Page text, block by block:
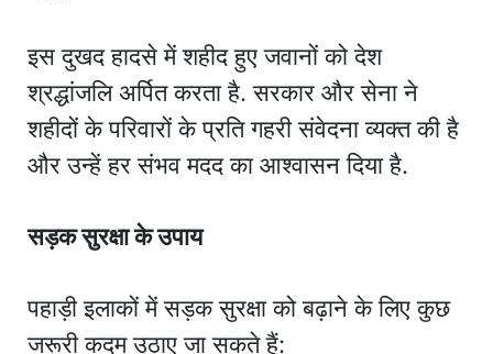
इस दुखद हादसे में शहीद हुए जवानों को देश
श्रद्धांजलि अर्पित करता है. सरकार और सेना ने
शहीदों के परिवारों के प्रति गहरी संवेदना व्यक्त की है
और उन्हें हर संभव मदद का आश्वासन दिया है.
सड़क सुरक्षा के उपाय
पहाड़ी इलाकों में सड़क सुरक्षा को बढ़ाने के लिए कुछ
जरूरी कदम उठाए जा सकते हैं: